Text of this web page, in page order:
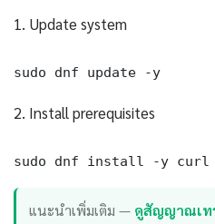
1. Update system
sudo dnf update -y
2. Install prerequisites
sudo dnf install -y curl
แนะนำเพิ่มเติม — ดูสัญญาณเท